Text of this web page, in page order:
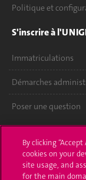
Politique et
S'inscrire à
Immatriculations
Démarches
Poser une question
UNIGE Mobile
By clicking
cookies on your
site usage, and
for the main